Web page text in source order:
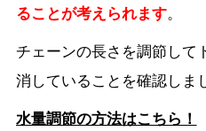
ることが考えられます。
チェーンの長さを調節して
消していることを確認しま
水量調節の方法はこちら！